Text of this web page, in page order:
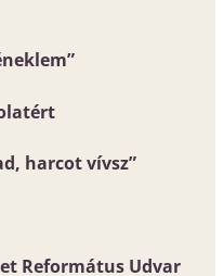
harcot vívsz”
Református Udvar